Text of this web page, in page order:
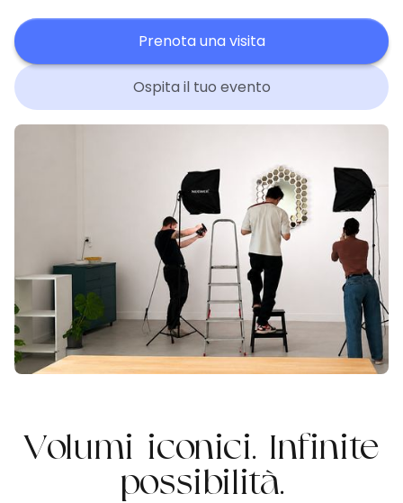
Prenota una visita
Ospita il tuo evento
Volumi iconici. Infinite
possibilità.